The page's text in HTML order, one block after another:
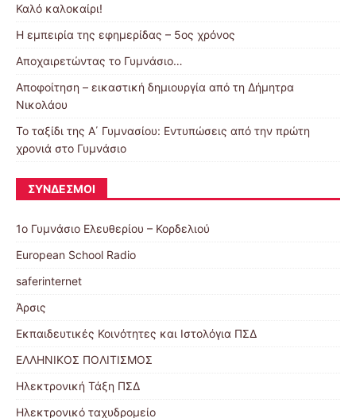
Καλό καλοκαίρι!
Η εμπειρία της εφημερίδας – 5ος χρόνος
Αποχαιρετώντας το Γυμνάσιο…
Αποφοίτηση – εικαστική δημιουργία από τη Δήμητρα
Νικολάου
Το ταξίδι της Α΄ Γυμνασίου: Εντυπώσεις από την πρώτη
χρονιά στο Γυμνάσιο
ΣΎΝΔΕΣΜΟΙ
1ο Γυμνάσιο Ελευθερίου – Κορδελιού
European School Radio
saferinternet
Άρσις
Εκπαιδευτικές Κοινότητες και Ιστολόγια ΠΣΔ
ΕΛΛΗΝΙΚΟΣ ΠΟΛΙΤΙΣΜΟΣ
Ηλεκτρονική Τάξη ΠΣΔ
Ηλεκτρονικό ταχυδρομείο